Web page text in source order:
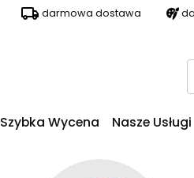
darmowa dostawa
Szybka Wycena Nasze Usługi